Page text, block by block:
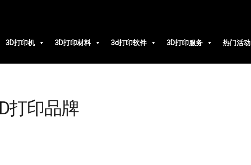
3D打印机 3D打印材料 3d打印软件 3D打印服务 热门活动
打印品牌